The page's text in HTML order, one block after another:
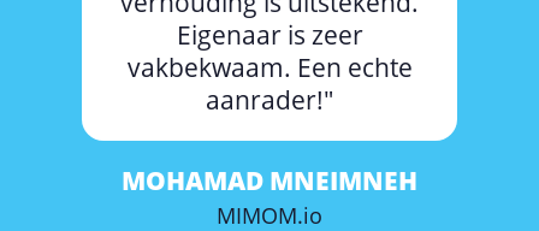
Eigenaar is zeer
vakbekwaam. Een echte
aanrader!"
MOHAMAD MNEIMNEH
MIMOM.io